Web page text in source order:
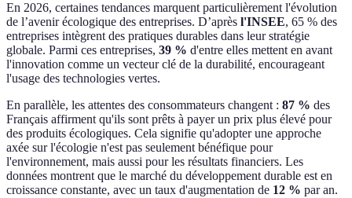
En 2026, certaines tendances marquent particulièrement l'évolution
de l’avenir écologique des entreprises. D’après l'INSEE, 65 % des
entreprises intègrent des pratiques durables dans leur stratégie
globale. Parmi ces entreprises, 39 % d'entre elles mettent en avant
l'innovation comme un vecteur clé de la durabilité, encourageant
l'usage des technologies vertes.
En parallèle, les attentes des consommateurs changent : 87 % des
Français affirment qu'ils sont prêts à payer un prix plus élevé pour
des produits écologiques. Cela signifie qu'adopter une approche
axée sur l'écologie n'est pas seulement bénéfique pour
l'environnement, mais aussi pour les résultats financiers. Les
données montrent que le marché du développement durable est en
croissance constante, avec un taux d'augmentation de 12 % par an.